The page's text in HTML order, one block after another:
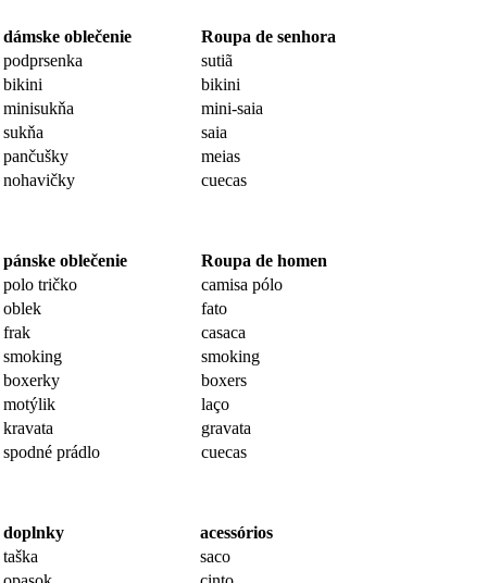
dámske oblečenie
Roupa de senhora
podprsenka
sutiã
bikini
bikini
minisukňa
mini-saia
sukňa
saia
pančušky
meias
nohavičky
cuecas
pánske oblečenie
Roupa de homen
polo tričko
camisa pólo
oblek
fato
frak
casaca
smoking
smoking
boxerky
boxers
motýlik
laço
kravata
gravata
spodné prádlo
cuecas
doplnky
acessórios
taška
saco